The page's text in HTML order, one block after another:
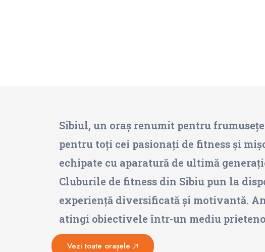
Sibiul, un oraș renumit pentru
pentru toți cei pasionați de fitness și
echipate cu aparatură de ultimă
Cluburile de fitness din Sibiu pun la
experiență diversificată și motivantă.
atingi obiectivele într-un mediu
Vezi toate orașele